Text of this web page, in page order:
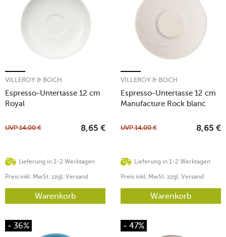
Espresso-Untertasse 12 cm
Royal
VILLEROY & BOCH
Lieferung in 1-2 Werktagen
UVP14,00 € 8,65 €
Preis inkl. MwSt. zzgl. Versand
Warenkorb
Espresso-Untertasse 12 cm
Manufacture Rock blanc
VILLEROY & BOCH
Lieferung in 1-2 Werktagen
UVP14,00 € 8,65 €
Preis inkl. MwSt. zzgl. Versand
Warenkorb
- 36% - 47%